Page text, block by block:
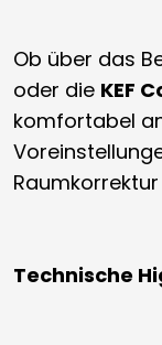
Ob über das
oder die KEF
komfortabel
Technische